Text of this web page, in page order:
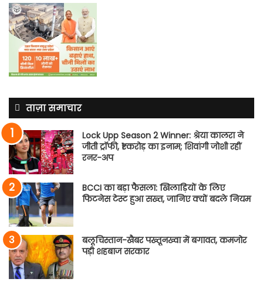
ताज़ा समाचार
Lock Upp Season 2 Winner: श्रेया कालरा ने
जीती ट्रॉफी, ₹1 करोड़ का इनाम; शिवांगी जोशी रहीं
रनर-अप
BCCI का बड़ा फैसला: खिलाड़ियों के लिए
फिटनेस टेस्ट हुआ सख्त, जानिए क्यों बदले नियम
बलूचिस्तान-खैबर पख्तूनख्वा में बगावत, कमजोर
पड़ी शहबाज सरकार